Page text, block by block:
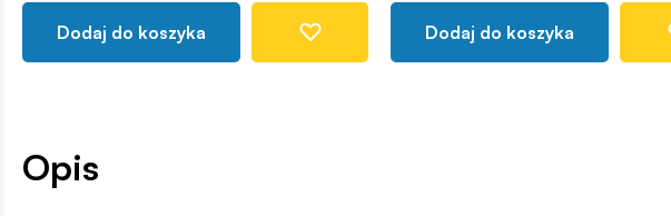
Dodaj do koszyka Dodaj do koszyka
Opis